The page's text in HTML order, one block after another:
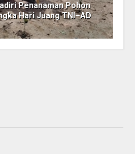
Penanaman Pohon
Hari Juang TNI–AD